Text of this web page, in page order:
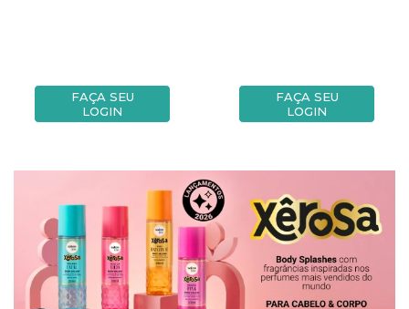
FAÇA SEU
LOGIN
FAÇA SEU
LOGIN